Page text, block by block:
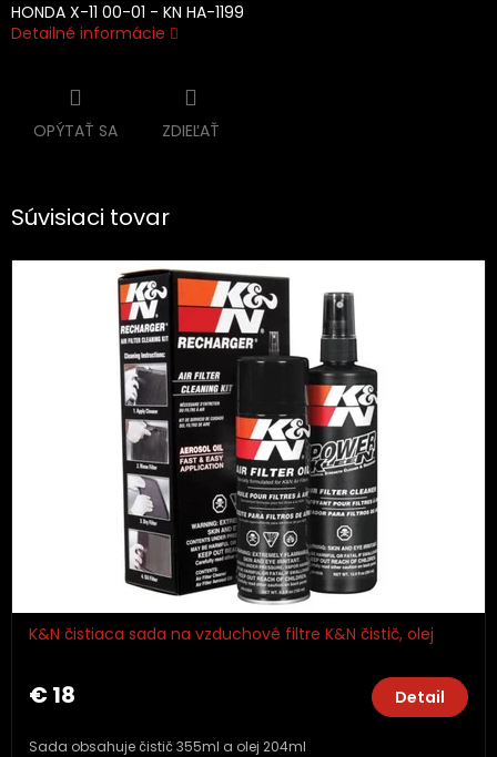
HONDA X-11 00-01 - KN HA-1199
Detailné informácie
OPÝTAŤ SA ZDIEĽAŤ
Súvisiaci tovar
K&N čistiaca sada na vzduchové filtre K&N čistič, olej
€ 18 Detail
Sada obsahuje čistič 355ml a olej 204ml